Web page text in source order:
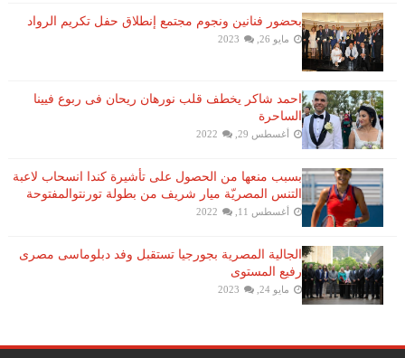
بحضور فنانين ونجوم مجتمع إنطلاق حفل تكريم الرواد
مايو 26, 2023
احمد شاكر يخطف قلب نورهان ريحان فى ربوع فيينا
الساحرة
أغسطس 29, 2022
بسبب منعها من الحصول على تأشيرة كندا انسحاب لاعبة ​
التنس​ المصريّة ​ميار شريف​ من بطولة ​تورنتو​المفتوحة
أغسطس 11, 2022
الجالية المصرية بجورجيا تستقبل وفد دبلوماسى مصرى
رفيع المستوى
مايو 24, 2023